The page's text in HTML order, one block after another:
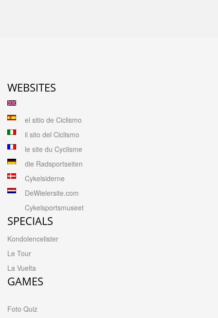
WEBSITES
el sitio de Ciclismo
il sito del Ciclismo
le site du Cyclisme
die Radsportseiten
Cykelsiderne
DeWielersite.com
Cykelsportsmuseet
SPECIALS
Kondolencelister
Le Tour
La Vuelta
GAMES
Foto Quiz